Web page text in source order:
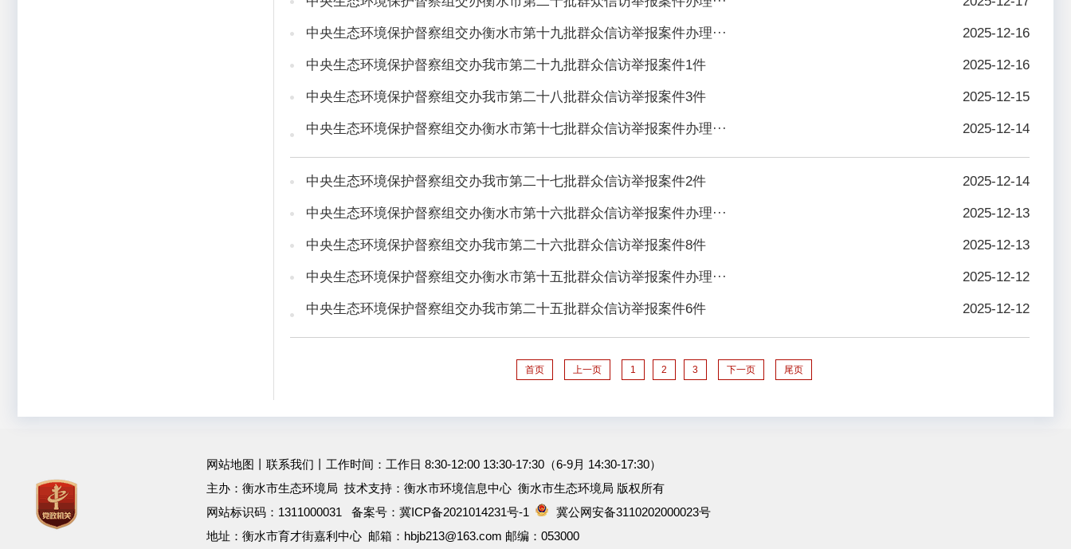
中央生态环境保护督察组交办衡水市第十九批群众信访举报案件办理··· 2025-12-16
中央生态环境保护督察组交办我市第二十九批群众信访举报案件1件 2025-12-16
中央生态环境保护督察组交办我市第二十八批群众信访举报案件3件 2025-12-15
中央生态环境保护督察组交办衡水市第十七批群众信访举报案件办理··· 2025-12-14
中央生态环境保护督察组交办我市第二十七批群众信访举报案件2件 2025-12-14
中央生态环境保护督察组交办衡水市第十六批群众信访举报案件办理··· 2025-12-13
中央生态环境保护督察组交办我市第二十六批群众信访举报案件8件 2025-12-13
中央生态环境保护督察组交办衡水市第十五批群众信访举报案件办理··· 2025-12-12
中央生态环境保护督察组交办我市第二十五批群众信访举报案件6件 2025-12-12
首页 上一页 1 2 3 下一页 尾页
网站地图 联系我们 丨工作时间：工作日 8:30-12:00 13:30-17:30（6-9月 14:30-17:30）
主办：衡水市生态环境局 技术支持：衡水市环境信息中心 衡水市生态环境局 版权所有
网站标识码：1311000031 备案号： 冀ICP备2021014231号-1
冀公网安备3110202000023号
地址：衡水市育才街嘉利中心 邮箱：hbjb213@163.com 邮编：053000